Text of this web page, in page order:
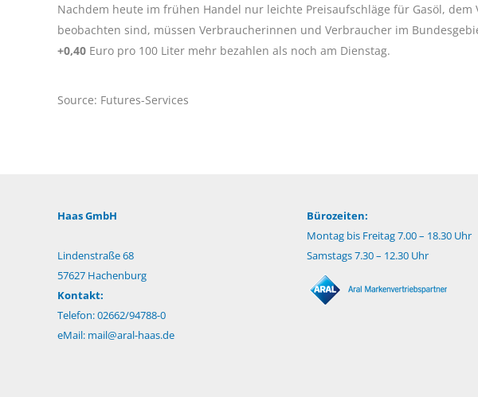
Nachdem heute im frühen Handel nur leichte Preisaufschläge für Gasöl,
beobachten sind, müssen Verbraucherinnen und Verbraucher im
+0,40 Euro pro 100 Liter mehr bezahlen als noch am Dienstag.
Source: Futures-Services
Haas GmbH
Lindenstraße 68
57627 Hachenburg
Kontakt:
Telefon: 02662/94788-0
eMail: mail@aral-haas.de
Bürozeiten:
Montag bis Freitag 7.00 – 18.30 Uhr
Samstags 7.30 – 12.30 Uhr